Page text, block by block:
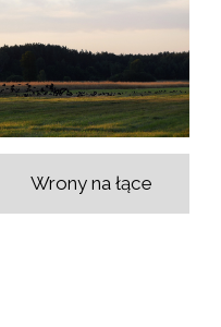
Wrony na łące